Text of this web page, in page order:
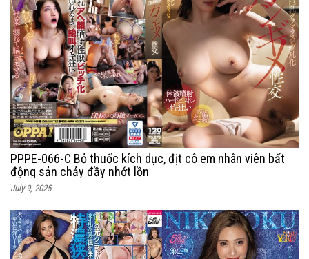
PPPE-066-C Bỏ thuốc kích dục, địt cô em nhân viên bất
động sản chảy đầy nhớt lồn
July 9, 2025